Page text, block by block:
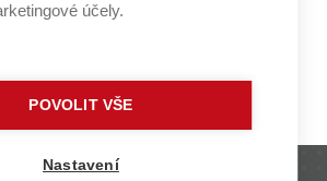
nahradí implantát z 3D
účely.
POVOLIT VŠE
Nastavení